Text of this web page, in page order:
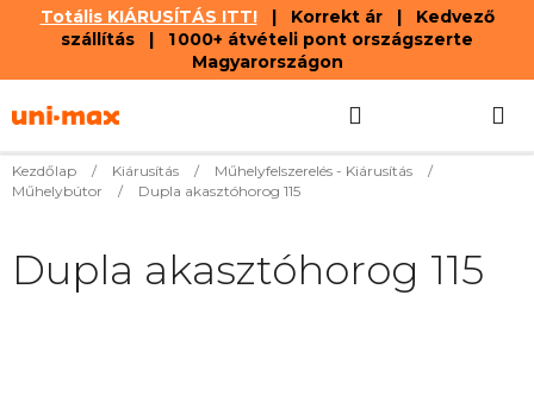
Totális KIÁRUSÍTÁS ITT!| Korrekt ár | Kedvező
szállítás | 1 000+ átvételi pont országszerte
Magyarországon
tartalomhoz
KOSÁR
Kezdőlap / Kiárusítás / Műhelyfelszerelés - Kiárusítás
/
Műhelybútor
/ Dupla akasztóhorog 115
Dupla akasztóhorog 115